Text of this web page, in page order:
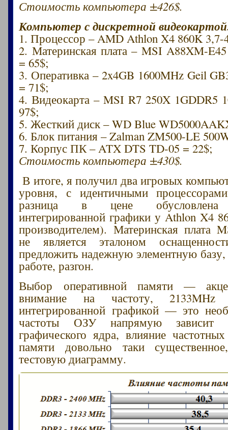
Стоимость компьютера ±426$.
Компьютер с дискретной
1. Процессор – AMD Athlon X4 860K 3,7-
2. Материнская плата – MSI A88XM-
= 65$;
3. Оперативка – 2x4GB 1600MHz Geil
= 71$;
4. Видеокарта – MSI R7 250X 1GDDR5
97$;
5. Жесткий диск – WD Blue
6. Блок питания – Zalman ZM500-LE
7. Корпус ПК – ATX DTS TD-05 = 22$;
Стоимость компьютера ±430$.
В итоге, я получил два игровых
уровня, с идентичными
разница в цене обусловлена
интегрированной графики у Athlon X4
производителем). Материнская плата
не является эталоном
предложить надежную элементную базу,
работе, разгон.
Выбор оперативной памяти —
внимание на частоту,
интегрированной графикой — это
частоты ОЗУ напрямую зависит
графического ядра, влияние частотных
памяти довольно таки
тестовую диаграмму.